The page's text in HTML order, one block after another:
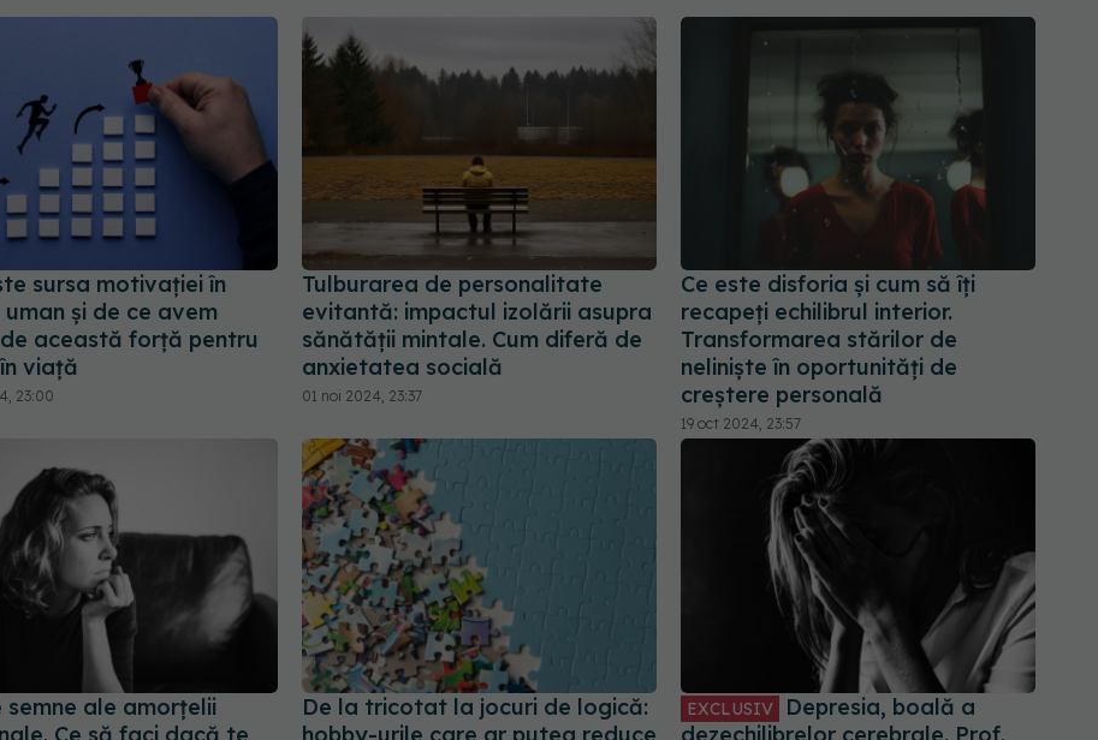
sursa motivației în
uman și de ce avem
această forță pentru
viață
23:00
Tulburarea de personalitate
evitantă: impactul izolării asupra
sănătății mintale. Cum diferă de
anxietatea socială
01 noi 2024, 23:37
Ce este disforia și cum să îți
recapeți echilibrul interior.
Transformarea stărilor de
neliniște în oportunități de
creștere personală
19 oct 2024, 23:57
semne ale amorțelii
Ce să faci dacă te
De la tricotat la jocuri de logică:
hobby-urile care ar putea reduce
EXCLUSIV
Depresia, boală a
dezechilibrelor cerebrale. Prof.